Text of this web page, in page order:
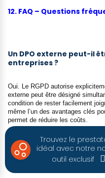
12. FAQ – Questions
Un DPO externe peut-il
entreprises ?
Oui. Le RGPD autorise
externe peut être désigné
condition de rester facilement
même l’un des avantages clés
permet de réduire les coûts.
Le DPO externe est-il
CNIL ?
Trouvez le
idéal avec notre
outil exclusif